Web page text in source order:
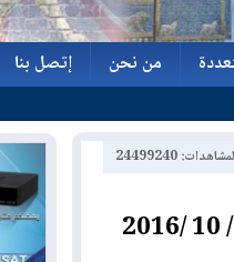
من نحن
إتصل بنا